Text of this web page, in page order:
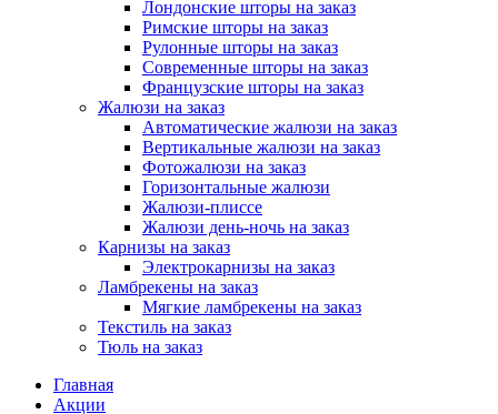
Лондонские шторы на заказ
Римские шторы на заказ
Рулонные шторы на заказ
Современные шторы на заказ
Французские шторы на заказ
Жалюзи на заказ
Автоматические жалюзи на заказ
Вертикальные жалюзи на заказ
Фотожалюзи на заказ
Горизонтальные жалюзи
Жалюзи-плиссе
Жалюзи день-ночь на заказ
Карнизы на заказ
Электрокарнизы на заказ
Ламбрекены на заказ
Мягкие ламбрекены на заказ
Текстиль на заказ
Тюль на заказ
Главная
Акции